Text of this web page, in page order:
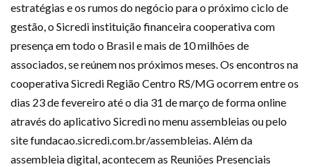
estratégias e os rumos do negócio para o próximo ciclo de
gestão, o Sicredi instituição financeira cooperativa com
presença em todo o Brasil e mais de 10 milhões de
associados, se reúnem nos próximos meses. Os encontros na
cooperativa Sicredi Região Centro RS/MG ocorrem entre os
dias 23 de fevereiro até o dia 31 de março de forma online
através do aplicativo Sicredi no menu assembleias ou pelo
site fundacao.sicredi.com.br/assembleias. Além da
assembleia digital, acontecem as Reuniões Presenciais